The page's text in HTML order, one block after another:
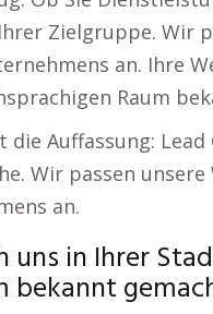
Zielgruppe. Wir
an. Ihre
Raum
Auffassung:
Wir passen
an.
in Ihrer
bekannt